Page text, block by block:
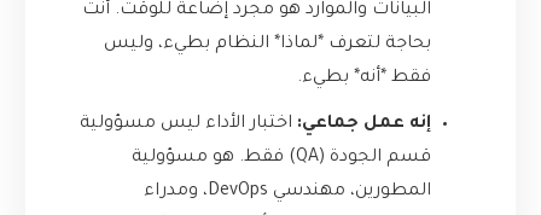
البيانات والموارد هو مجرد إضاعة للوقت. أنت
بحاجة لتعرف *لماذا* النظام بطيء، وليس
فقط *أنه* بطيء.
إنه عمل جماعي: اختبار الأداء ليس مسؤولية
قسم الجودة (QA) فقط. هو مسؤولية
المطورين، مهندسي DevOps، ومدراء